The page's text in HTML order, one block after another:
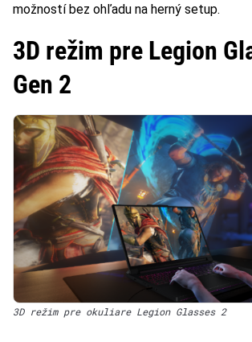
možností bez ohľadu na herný setup.
3D režim pre Legion
Gen 2
3D režim pre okuliare Legion Glasses 2